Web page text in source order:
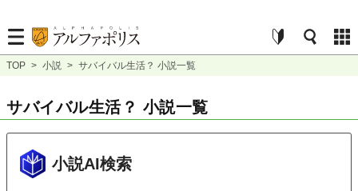
TOP > 小説 > サバイバル生活？ 小説一覧
サバイバル生活？ 小説一覧
小説AI検索